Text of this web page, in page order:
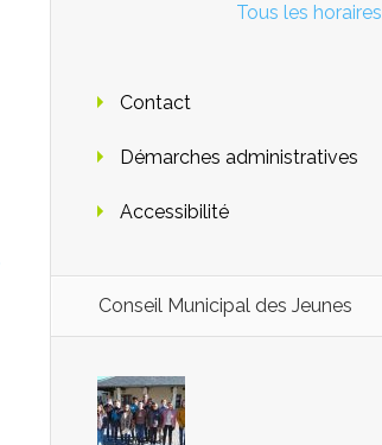
Tous les horaires
Contact
Démarches administratives
Accessibilité
Conseil Municipal des Jeunes